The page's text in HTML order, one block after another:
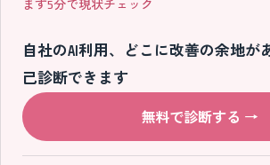
まず5分で現状チェック
自社のAI利用、どこに改善の余地が
己診断できます
無料で診断する →